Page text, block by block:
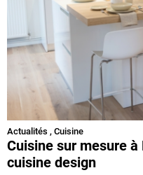
Actualités , Cuisine
Cuisine sur mesure
cuisine design